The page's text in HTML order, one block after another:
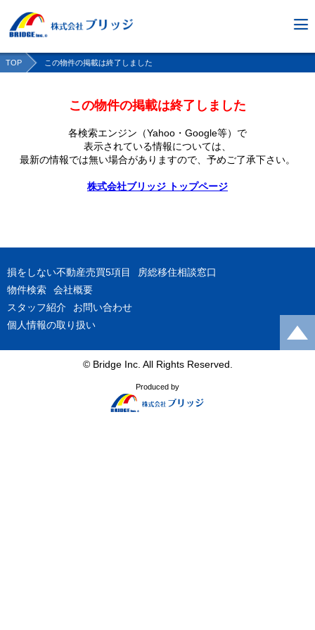
TOP この物件の掲載は終了しました
この物件の掲載は終了しました
各検索エンジン（Yahoo・Google等）で
表示されている情報については、
最新の情報では無い場合がありますので、 予めご了承下さい。
株式会社ブリッジ トップページ
損をしない不動産売買5項目
房総移住相談窓口
物件検索
会社概要
スタッフ紹介
お問い合わせ
個人情報の取り扱い
© Bridge Inc. All Rights Reserved.
Produced by